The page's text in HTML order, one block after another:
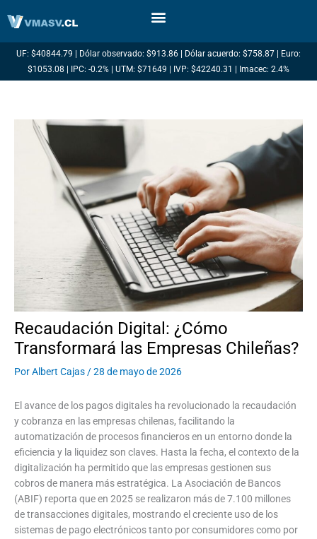
UF: $40844.79 | Dólar observado: $913.86 | Dólar acuerdo: $758.87 | Euro:
$1053.08 | IPC: -0.2% | UTM: $71649 | IVP: $42240.31 | Imacec: 2.4%
Recaudación Digital: ¿Cómo
Transformará las Empresas Chileñas?
PorAlbert Cajas /28 de mayo de 2026
El avance de los pagos digitales ha revolucionado la recaudación
y cobranza en las empresas chilenas, facilitando la
automatización de procesos financieros en un entorno donde la
eficiencia y la liquidez son claves. Hasta la fecha, el contexto de la
digitalización ha permitido que las empresas gestionen sus
cobros de manera más estratégica. La Asociación de Bancos
(ABIF) reporta que en 2025 se realizaron más de 7.100 millones
de transacciones digitales, mostrando el creciente uso de los
sistemas de pago electrónicos tanto por consumidores como por